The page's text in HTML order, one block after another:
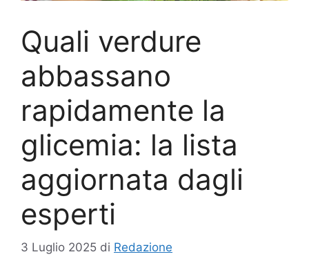
Quali verdure
abbassano
rapidamente la
glicemia: la lista
aggiornata dagli
esperti
3 Luglio 2025 di Redazione